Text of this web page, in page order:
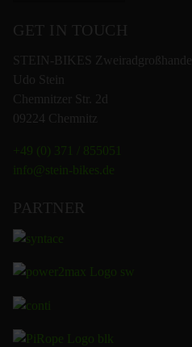
GET IN TOUCH
STEIN-BIKES Zweiradgroßhandel
Udo Stein
Chemnitzer Str. 2d
09224 Chemnitz
+49 (0) 371 / 855051
info@stein-bikes.de
PARTNER